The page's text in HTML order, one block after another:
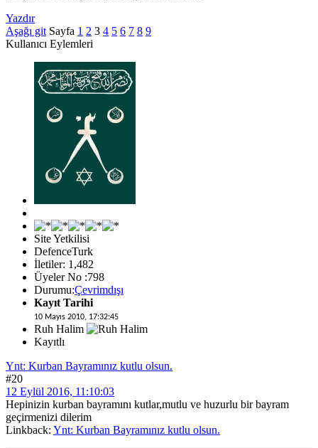
Yazdır
Aşağı git Sayfa 1 2 3 4 5 6 7 8 9
Kullanıcı Eylemleri
Site Yetkilisi
DefenceTurk
İletiler: 1,482
Üyeler No :798
Durumu:Çevrimdışı
Kayıt Tarihi
10 Mayıs 2010, 17:32:45
Ruh Halim
Kayıtlı
Ynt: Kurban Bayramınız kutlu olsun.
#20
12 Eylül 2016, 11:10:03
Hepinizin kurban bayramını kutlar,mutlu ve huzurlu bir bayram
geçirmenizi dilerim
Linkback: Ynt: Kurban Bayramınız kutlu olsun.